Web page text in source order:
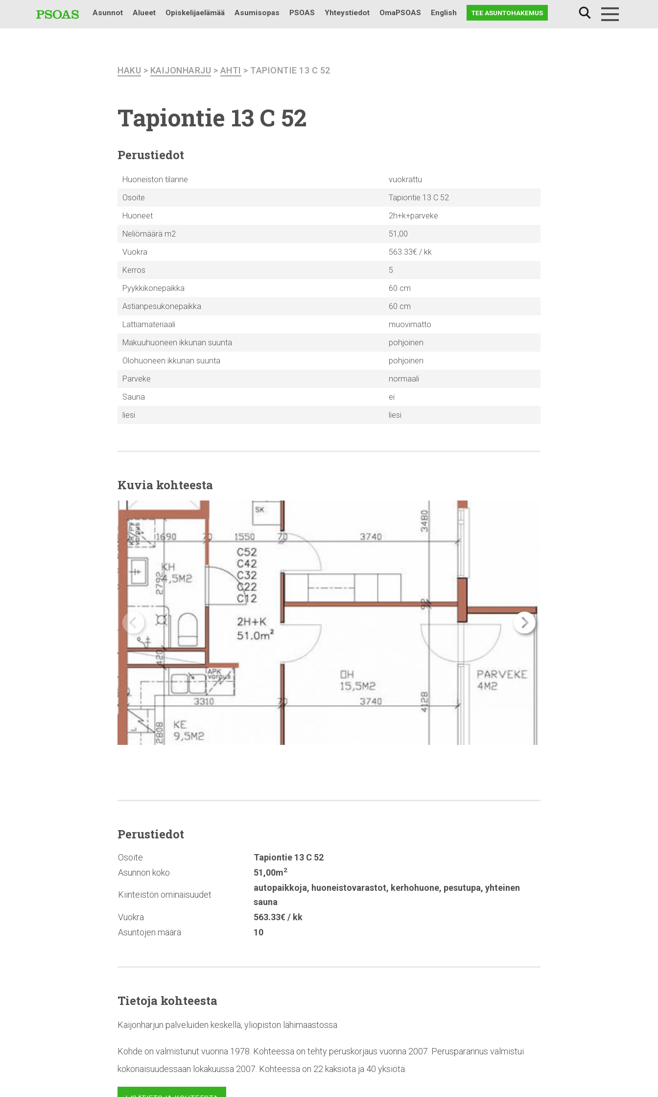
Testi
Asunnot Alueet Opiskelijaelämää Asumisopas PSOAS Yhteystiedot OmaPSOAS English TEE ASUNTOHAKEMUS
HAKU > KAIJONHARJU > AHTI > TAPIONTIE 13 C 52
Tapiontie 13 C 52
Perustiedot
Huoneiston tilanne
vuokrattu
Osoite
Tapiontie 13 C 52
Huoneet
2h+k+parveke
Neliömäärä m2
51,00
Vuokra
563.33€ / kk
Kerros
5
Pyykkikonepaikka
60 cm
Astianpesukonepaikka
60 cm
Lattiamateriaali
muovimatto
Makuuhuoneen ikkunan suunta
pohjoinen
Olohuoneen ikkunan suunta
pohjoinen
Parveke
normaali
Sauna
ei
liesi
liesi
Kuvia kohteesta
Perustiedot
Osoite
Tapiontie 13 C 52
Asunnon koko
51,00m2
Kiinteistön ominaisuudet
autopaikkoja, huoneistovarastot, kerhohuone, pesutupa, yhteinen
sauna
Vuokra
563.33€ / kk
Asuntojen määrä
10
Tietoja kohteesta
Kaijonharjun palveluiden keskellä, yliopiston lähimaastossa.
Kohde on valmistunut vuonna 1978. Kohteessa on tehty peruskorjaus vuonna 2007. Perusparannus valmistui
kokonaisuudessaan lokakuussa 2007. Kohteessa on 22 kaksiota ja 40 yksiötä.